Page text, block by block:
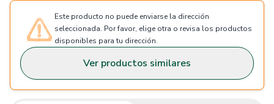
Este producto no puede enviarse la dirección
seleccionada. Por favor, elige otra o revisa los productos
disponibles para tu dirección.
Ver productos similares